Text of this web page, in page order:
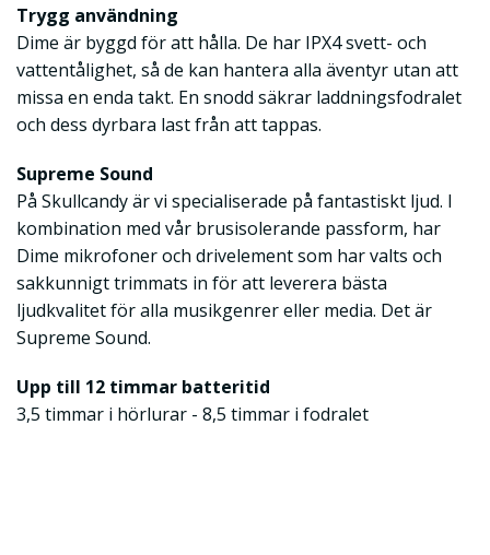
Trygg användning
Dime är byggd för att hålla. De har IPX4 svett- och
vattentålighet, så de kan hantera alla äventyr utan att
missa en enda takt. En snodd säkrar laddningsfodralet
och dess dyrbara last från att tappas.
Supreme Sound
På Skullcandy är vi specialiserade på fantastiskt ljud. I
kombination med vår brusisolerande passform, har
Dime mikrofoner och drivelement som har valts och
sakkunnigt trimmats in för att leverera bästa
ljudkvalitet för alla musikgenrer eller media. Det är
Supreme Sound.
Upp till 12 timmar batteritid
3,5 timmar i hörlurar - 8,5 timmar i fodralet